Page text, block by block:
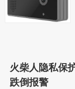
火柴人隐私保
跌倒报警